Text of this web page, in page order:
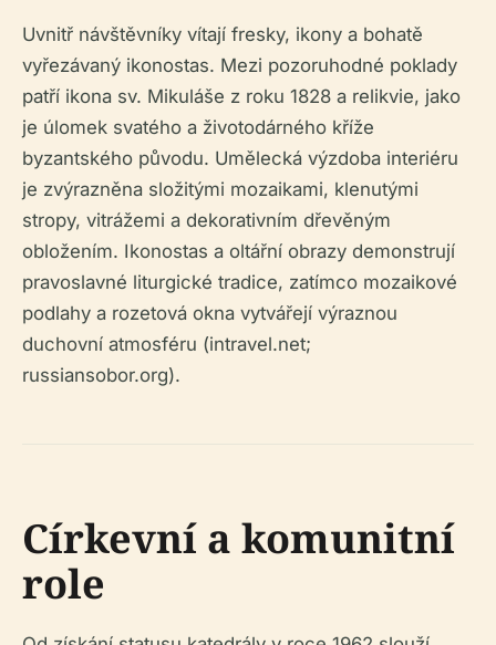
Uvnitř návštěvníky vítají fresky, ikony a bohatě
vyřezávaný ikonostas. Mezi pozoruhodné poklady
patří ikona sv. Mikuláše z roku 1828 a relikvie, jako
je úlomek svatého a životodárného kříže
byzantského původu. Umělecká výzdoba interiéru
je zvýrazněna složitými mozaikami, klenutými
stropy, vitrážemi a dekorativním dřevěným
obložením. Ikonostas a oltářní obrazy demonstrují
pravoslavné liturgické tradice, zatímco mozaikové
podlahy a rozetová okna vytvářejí výraznou
duchovní atmosféru (intravel.net;
russiansobor.org).
Církevní a komunitní
role